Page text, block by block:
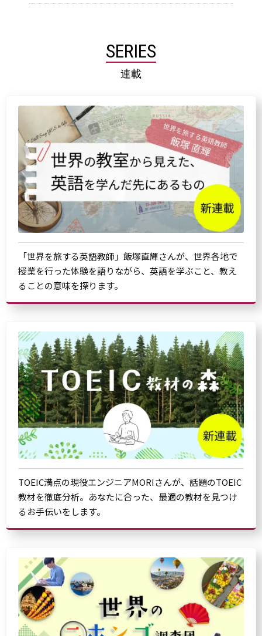
SERIES
連載
「世界を旅する英語教師」飯塚直輝さんが、世界各地で
授業を行った体験を語りながら、英語を学ぶこと、教え
ることの意味を探ります。
TOEIC満点の現役エンジニアMORIさんが、話題のTOEIC
教材を徹底分析。あなたに合った、最適の教材を見つけ
るお手伝いをします。